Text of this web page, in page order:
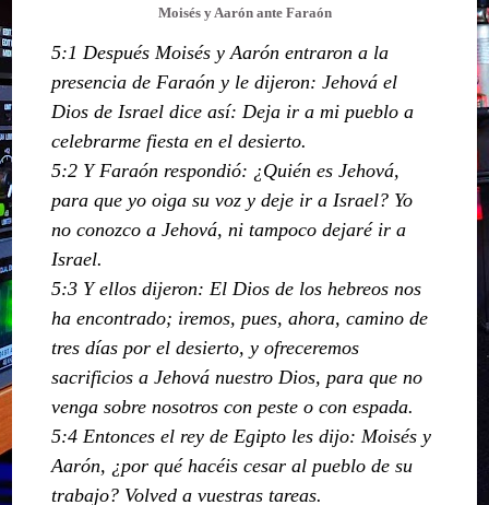
Moisés y Aarón ante Faraón
5:1 Después Moisés y Aarón entraron a la
presencia de Faraón y le dijeron: Jehová el
Dios de Israel dice así: Deja ir a mi pueblo a
celebrarme fiesta en el desierto.
5:2 Y Faraón respondió: ¿Quién es Jehová,
para que yo oiga su voz y deje ir a Israel? Yo
no conozco a Jehová, ni tampoco dejaré ir a
Israel.
5:3 Y ellos dijeron: El Dios de los hebreos nos
ha encontrado; iremos, pues, ahora, camino de
tres días por el desierto, y ofreceremos
sacrificios a Jehová nuestro Dios, para que no
venga sobre nosotros con peste o con espada.
5:4 Entonces el rey de Egipto les dijo: Moisés y
Aarón, ¿por qué hacéis cesar al pueblo de su
trabajo? Volved a vuestras tareas.